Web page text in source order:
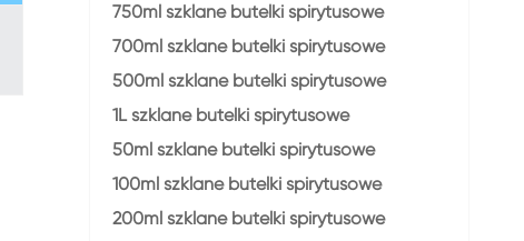
750ml szklane butelki spirytusowe
700ml szklane butelki spirytusowe
500ml szklane butelki spirytusowe
1L szklane butelki spirytusowe
50ml szklane butelki spirytusowe
100ml szklane butelki spirytusowe
200ml szklane butelki spirytusowe